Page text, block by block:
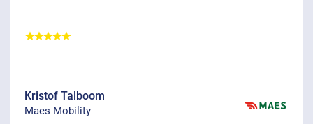
Kristof Talboom
Maes Mobility